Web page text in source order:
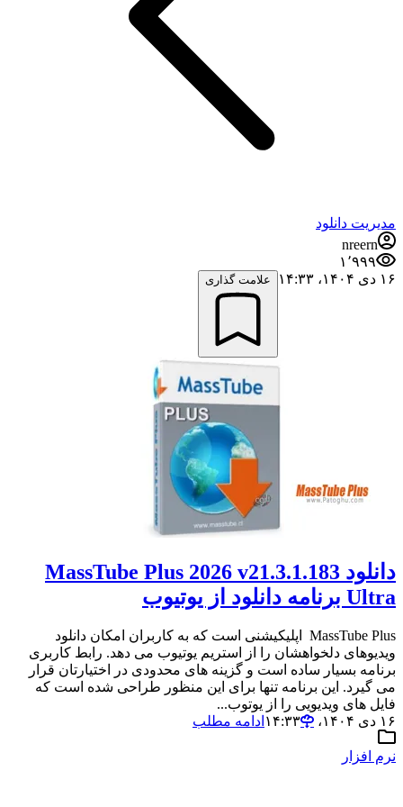
مدیریت دانلود
nreern
۱٬۹۹۹
۱۶ دی ۱۴۰۴،‏ ۱۴:۳۳
علامت گذاری
دانلود MassTube Plus 2026 v21.3.1.183
Ultra برنامه دانلود از یوتیوب
MassTube Plus اپلیکیشنی است که به کاربران امکان دانلود
ویدیوهای دلخواهشان را از استریم یوتیوب می دهد. رابط کاربری
برنامه بسیار ساده است و گزینه های محدودی در اختیارتان قرار
می گیرد. این برنامه تنها برای این منظور طراحی شده است که
فایل های ویدیویی را از یوتوب...
۱۶ دی ۱۴۰۴،‏ ۱۴:۳۳
ادامه مطلب
نرم افزار